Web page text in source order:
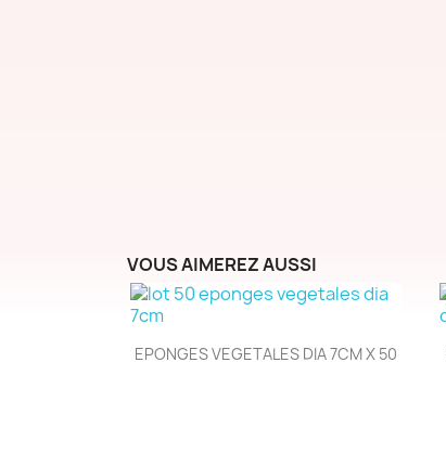
VOUS AIMEREZ AUSSI
Aperçu rapide
EPONGES VEGETALES DIA 7CM X 50